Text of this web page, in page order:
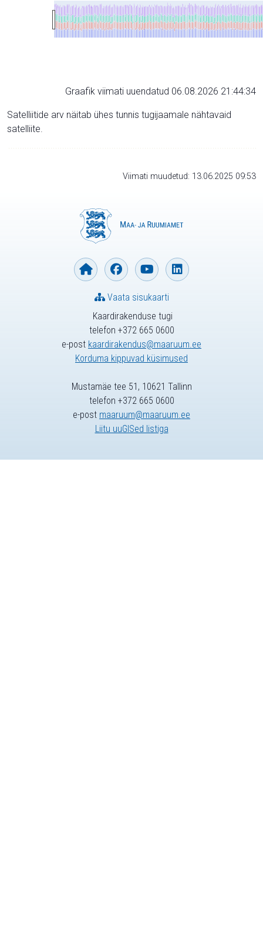
Graafik viimati uuendatud 06.08.2026 21:44:34
Satelliitide arv näitab ühes tunnis tugijaamale nähtavaid
satelliite.
Viimati muudetud: 13.06.2025 09:53
Kaardirakenduse tugi
telefon +372 665 0600
e-post kaardirakendus@maaruum.ee
Korduma kippuvad küsimused
Vaata sisukaarti
Mustamäe tee 51, 10621 Tallinn
telefon +372 665 0600
e-post maaruum@maaruum.ee
Liitu uuGISed listiga